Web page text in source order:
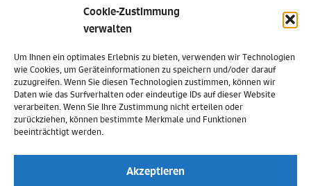
Cookie-Zustimmung
verwalten
Um Ihnen ein optimales Erlebnis zu bieten, verwenden wir Technologien
wie Cookies, um Geräteinformationen zu speichern und/oder darauf
zuzugreifen. Wenn Sie diesen Technologien zustimmen, können wir
Daten wie das Surfverhalten oder eindeutige IDs auf dieser Website
verarbeiten. Wenn Sie Ihre Zustimmung nicht erteilen oder
zurückziehen, können bestimmte Merkmale und Funktionen
beeinträchtigt werden.
Akzeptieren
Allgemeine Geschäftsbedingungen
Datenschutz
Widerruf
Zahlungsweisen
Versand & Lieferung
Cookie-Richtlinie (EU)